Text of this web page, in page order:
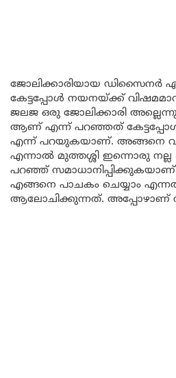
ജോലിക്കാരിയായ
കേട്ടപ്പോൾ നയനയ്ക്ക്
ജലജ ഒരു ജോലിക്കാരി
ആണ് എന്ന് പറഞ്ഞത്
എന്ന് പറയുകയാണ്. അങ്ങനെ
എന്നാൽ മുത്തശ്ശി ഇന്നൊരു
പറഞ്ഞ്
എങ്ങനെ പാചകം ചെയ്യാം
ആലോചിക്കുന്നത്. അപ്പോഴാണ്